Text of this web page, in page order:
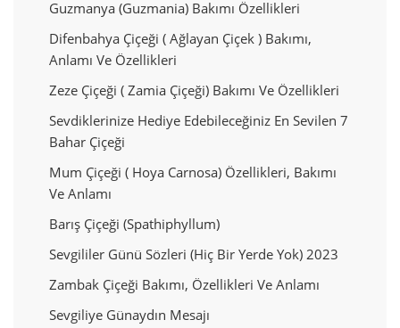
Guzmanya (Guzmania) Bakımı Özellikleri
Difenbahya Çiçeği ( Ağlayan Çiçek ) Bakımı,
Anlamı Ve Özellikleri
Zeze Çiçeği ( Zamia Çiçeği) Bakımı Ve Özellikleri
Sevdiklerinize Hediye Edebileceğiniz En Sevilen 7
Bahar Çiçeği
Mum Çiçeği ( Hoya Carnosa) Özellikleri, Bakımı
Ve Anlamı
Barış Çiçeği (Spathiphyllum)
Sevgililer Günü Sözleri (Hiç Bir Yerde Yok) 2023
Zambak Çiçeği Bakımı, Özellikleri Ve Anlamı
Sevgiliye Günaydın Mesajı